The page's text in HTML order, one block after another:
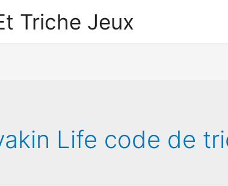
Triche Jeux
Life code de